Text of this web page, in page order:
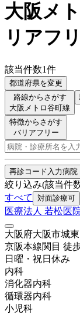
大阪メ
リアフ
該当件数1件
都道府県を変更
路線からさがす
大阪メトロ谷町線
特徴からさがす
バリアフリー
再診コード入力病院
絞り込み(該当件
すべて
対面診療可
医療法人 若松医
大阪府大阪市城
京阪本線関目 徒
日曜・祝日 休み
内科
消化器内科
循環器内科
小児科